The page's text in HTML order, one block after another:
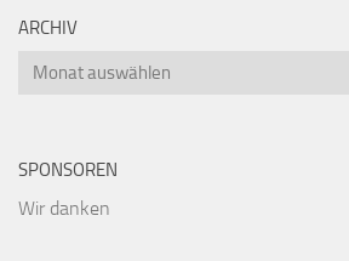
ARCHIV
Archiv
SPONSOREN
Wir danken